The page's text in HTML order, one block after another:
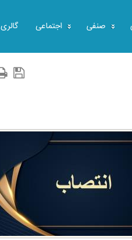
صنفی اجتماعی گالری